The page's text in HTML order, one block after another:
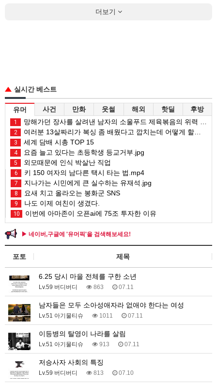
더보기
실시간 베스트
유머 사건 만화 웃썰 해외 핫딜 후방
1 망해가던 장사를 살려낸 남자의 소울푸드 제육볶음의 위력 ㅋㅋ
2 여러분 13살짜리가 복싱 좀 배웠다고 깝치는데 어떻게 할까요?
3 세계 담배 시총 TOP 15
4 요즘 늘고 있다는 초등학생 등교거부.jpg
5 외모때문에 인식 박살난 직업
6 키 150 여자의 남다른 택시 타는 법.mp4
7 지나가는 시민에게 큰 실수하는 유재석.jpg
8 요새 치고 올라오는 봉화군 SNS
9 나도 이제 여친이 생겼다.
10 이번에 아마존이 오픈ai에 75조 투자한 이유
▶ 네이버,구글에 '유머픽'을 검색해보세요!
포토 제목
6.25 당시 마을 전체를 구한 소년
Lv.59 버디버디 863 07.11
남자들은 모두 소아성애자라 없애야 한다는 여성
Lv.51 아기물티슈 1011 07.11
이등병의 탈영이 나라를 살림
Lv.51 아기물티슈 913 07.11
저승사자 사회의 특징
Lv.59 버디버디 813 07.10